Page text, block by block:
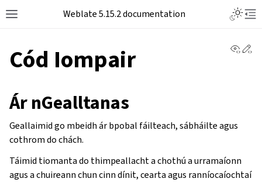
Weblate 5.15.2 documentation
Cód Iompair
Ár nGealltanas
Geallaimid go mbeidh ár bpobal fáilteach, sábháilte agus
cothrom do chách.
Táimid tiomanta do thimpeallacht a chothú a urramaíonn
agus a chuireann chun cinn dínit, cearta agus ranníocaíochtaí